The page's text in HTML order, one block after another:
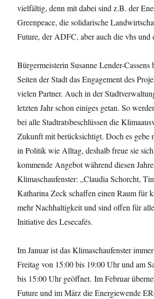
vielfältig, denn mit dabei sind z.B. der
Greenpeace, die solidarische
Future, der ADFC, aber auch die vhs und
Bürgermeisterin Susanne Lender-Cassens
Seiten der Stadt das Engagement des
vielen Partner. Auch in der
letzten Jahr schon einiges getan. So
bei alle Stadtratsbeschlüssen die
Zukunft mit berücksichtigt. Doch es gebe
in Politik wie Alltag, deshalb freue sie
kommende Angebot während diesen
Klimaschaufenster: „Claudia Schorcht,
Katharina Zeck schaffen einen Raum für
mehr Nachhaltigkeit und sind offen für
Initiative des Lesecafés.
Im Januar ist das Klimaschaufenster
Freitag von 15:00 bis 19:00 Uhr und am
bis 15:00 Uhr geöffnet. Im Februar
Future und im März die Energiewende